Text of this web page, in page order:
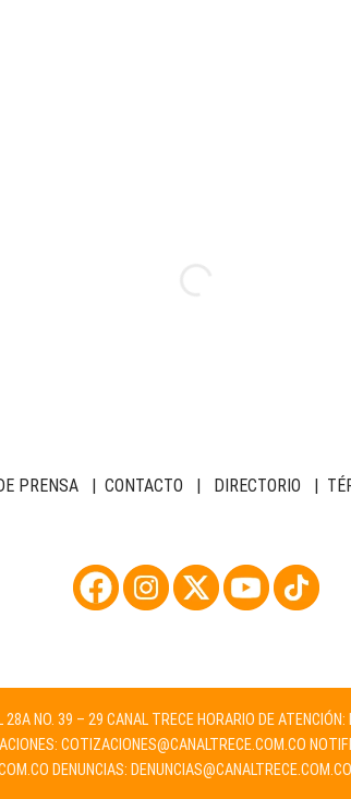
PRENSA | CONTACTO | DIRECTORIO |
NO. 39 – 29 CANAL TRECE HORARIO DE
COTIZACIONES@CANALTRECE.COM.CO
DENUNCIAS: DENUNCIAS@CANALTRECE.COM.CO